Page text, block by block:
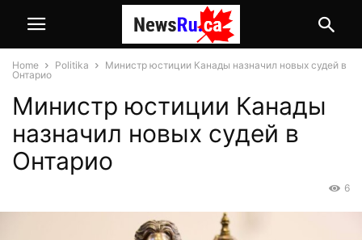
Home Politika
Министр юстиции Канады назначил новых судей в
Онтарио
Министр юстиции Канады
назначил новых судей в
Онтарио
6